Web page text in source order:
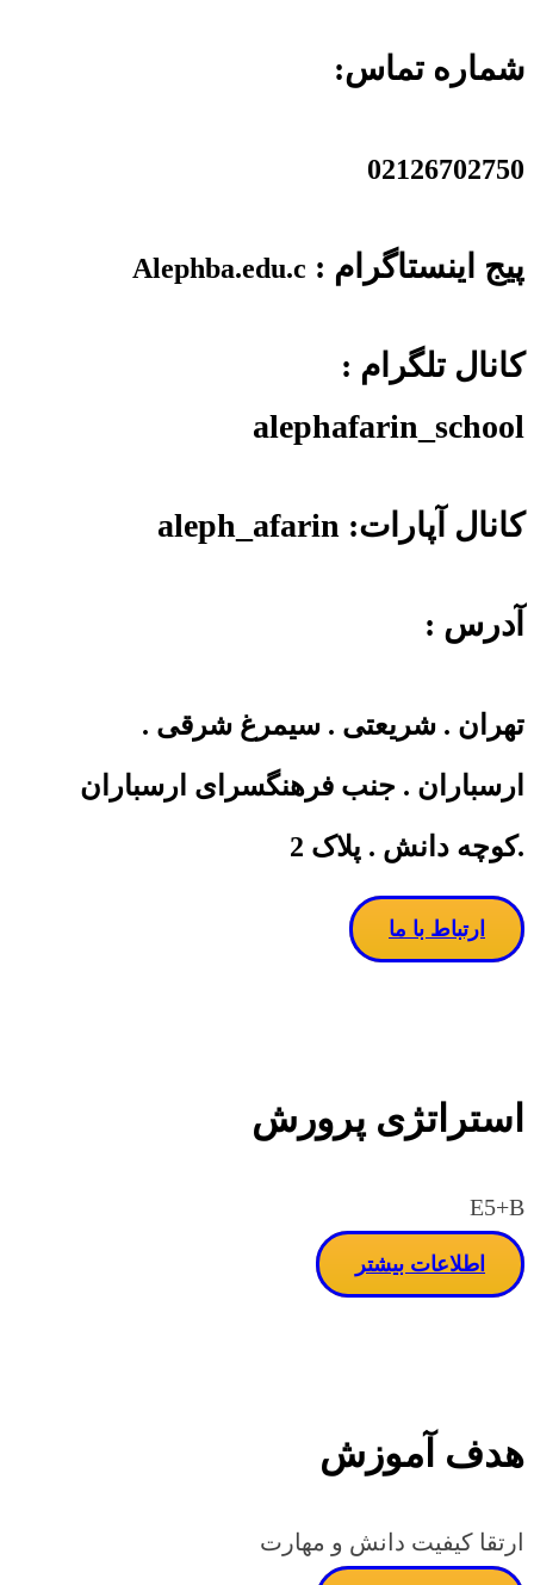
شماره تماس:
02126702750
پیج اینستاگرام : Alephba.edu.c
کانال تلگرام :
alephafarin_school
کانال آپارات: aleph_afarin
آدرس :
تهران . شریعتی . سیمرغ شرقی .
ارسباران . جنب فرهنگسرای ارسباران
.کوچه دانش . پلاک 2
ارتباط با ما
استراتژی پرورش
E5+B
اطلاعات بیشتر
هدف آموزش
ارتقا کیفیت دانش و مهارت